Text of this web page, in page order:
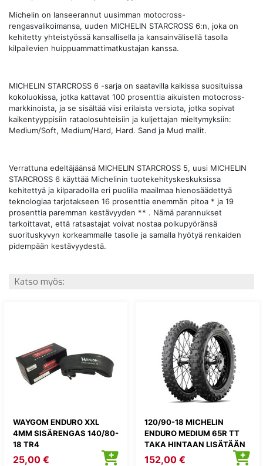
Michelin on lanseerannut uusimman motocross-
rengasvalikoimansa, uuden MICHELIN STARCROSS 6:n, joka on
kehitetty yhteistyössä kansallisella ja kansainvälisellä tasolla
kilpailevien huippuammattimatkustajan kanssa.
MICHELIN STARCROSS 6 -sarja on saatavilla kaikissa suosituissa
kokoluokissa, jotka kattavat 100 prosenttia aikuisten motocross-
markkinoista, ja se sisältää viisi erilaista versiota, jotka sopivat
kaikentyyppisiin rataolosuhteisiin ja kuljettajan mieltymyksiin:
Medium/Soft, Medium/Hard, Hard. Sand ja Mud mallit.
Verrattuna edeltäjäänsä MICHELIN STARCROSS 5, uusi MICHELIN
STARCROSS 6 käyttää Michelinin tuotekehityskeskuksissa
kehitettyä ja kilparadoilla eri puolilla maailmaa hienosäädettyä
teknologiaa tarjotakseen 16 prosenttia enemmän pitoa * ja 19
prosenttia paremman kestävyyden ** . Nämä parannukset
tarkoittavat, että ratsastajat voivat nostaa polkupyöränsä
suorituskyvyn korkeammalle tasolle ja samalla hyötyä renkaiden
pidempään kestävyydestä.
Katso myös:
WAYGOM ENDURO XXL
4MM SISÄRENGAS 140/80-
18 TR4
25,00 €
120/90-18 MICHELIN
ENDURO MEDIUM 65R TT
TAKA HINTAAN LISÄTÄÄN
KIERRÄTYSMAKSU 1,82E
152,00 €